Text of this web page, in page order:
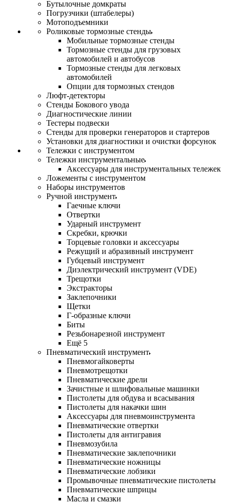
Бутылочные домкраты
Погрузчики (штабелеры)
Мотоподъемники
Роликовые тормозные стенды
Мобильные тормозные стенды
Тормозные стенды для грузовых
автомобилей и автобусов
Тормозные стенды для легковых
автомобилей
Опции для тормозных стендов
Люфт-детекторы
Стенды Бокового увода
Диагностические линии
Тестеры подвески
Стенды для проверки генераторов и стартеров
Установки для диагностики и очистки форсунок
Тележки с инструментом
Тележки инструментальные
Аксессуары для инструментальных тележек
Ложементы с инструментом
Наборы инструментов
Ручной инструмент
Гаечные ключи
Отвертки
Ударный инструмент
Скребки, крючки
Торцевые головки и аксессуары
Режущий и абразивный инструмент
Губцевый инструмент
Диэлектрический инструмент (VDE)
Трещотки
Экстракторы
Заклепочники
Щетки
Г-образные ключи
Биты
Резьбонарезной инструмент
Ещё 5
Пневматический инструмент
Пневмогайковерты
Пневмотрещотки
Пневматические дрели
Зачистные и шлифовальные машинки
Пистолеты для обдува и всасывания
Пистолеты для накачки шин
Аксессуары для пневмоинструмента
Пневматические отвертки
Пистолеты для антигравия
Пневмозубила
Пневматические заклепочники
Пневматические ножницы
Пневматические лобзики
Промывочные пневматические пистолеты
Пневматические шприцы
Масла и смазки